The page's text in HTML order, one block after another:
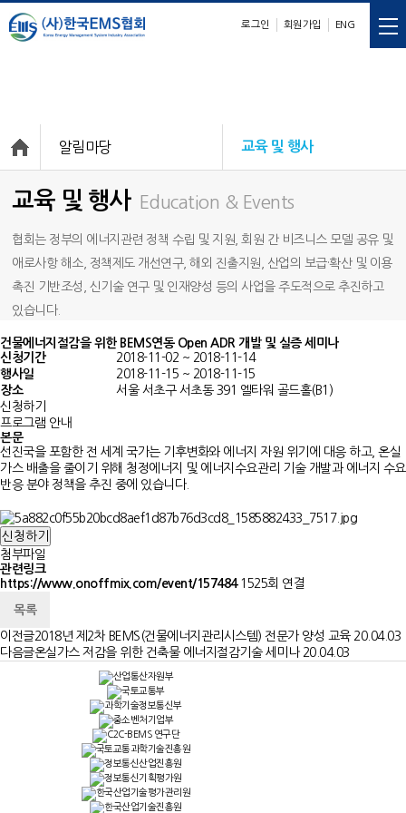
ENG
회원가입
로그인
알림마당 교육 및 행사
교육 및 행사 Education & Events
협회는 정부의 에너지관련 정책 수립 및 지원, 회원 간 비즈니스 모델 공유 및
애로사항 해소, 정책제도 개선연구, 해외 진출지원, 산업의 보급·확산 및 이용
촉진 기반조성, 신기술 연구 및 인재양성 등의 사업을 주도적으로 추진하고
있습니다.
건물에너지절감을 위한 BEMS연동 Open ADR 개발 및 실증 세미나
신청기간
2018-11-02 ~ 2018-11-14
행사일
2018-11-15 ~ 2018-11-15
장소
서울 서초구 서초동 391 엘타워 골드홀(B1)
신청하기
프로그램 안내
본문
선진국을 포함한 전 세계 국가는 기후변화와 에너지 자원 위기에 대응 하고, 온실
가스 배출을 줄이기 위해 청정에너지 및 에너지수요관리 기술 개발과 에너지 수요
반응 분야 정책을 추진 중에 있습니다.
신청하기
첨부파일
관련링크
https://www.onoffmix.com/event/157484 1525회 연결
목록
이전글2018년 제2차 BEMS(건물에너지관리시스템) 전문가 양성 교육 20.04.03
다음글온실가스 저감을 위한 건축물 에너지절감기술 세미나 20.04.03